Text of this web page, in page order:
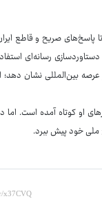
پاسخ‌های صریح و قاطع
رسانه‌ای
بین‌المللی نشان دهد؛
او کوتاه آمده است. اما
ملی خود پیش ببرد.